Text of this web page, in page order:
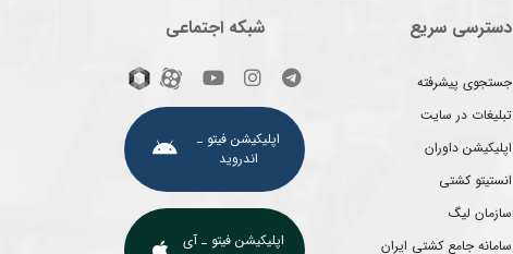
دسترسی سریع
جستجوی پیشرفته
تبلیغات در سایت
اپلیکیشن داوران
انستیتو کشتی
سازمان لیگ
سامانه جامع کشتی ایران
شبکه اجتماعی
اپلیکیشن فیتو ـ
اندروید
اپلیکیشن فیتو ـ آی